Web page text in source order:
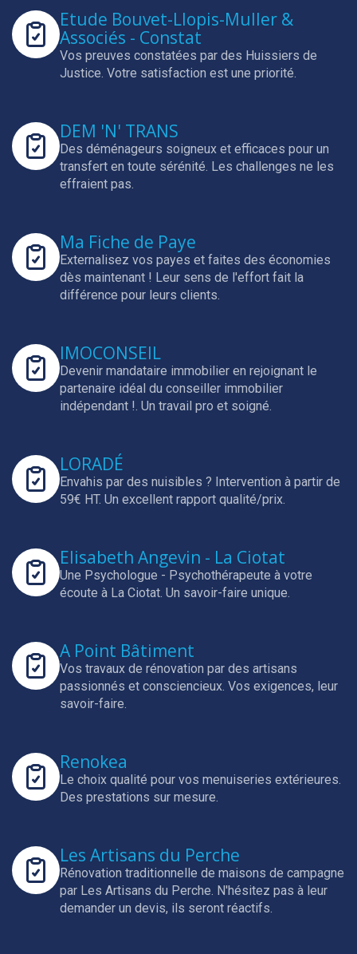
Etude Bouvet-Llopis-Muller &
Associés - Constat
Vos preuves constatées par des Huissiers de
Justice. Votre satisfaction est une priorité.
DEM 'N' TRANS
Des déménageurs soigneux et efficaces pour un
transfert en toute sérénité. Les challenges ne les
effraient pas.
Ma Fiche de Paye
Externalisez vos payes et faites des économies
dès maintenant ! Leur sens de l'effort fait la
différence pour leurs clients.
IMOCONSEIL
Devenir mandataire immobilier en rejoignant le
partenaire idéal du conseiller immobilier
indépendant !. Un travail pro et soigné.
LORADÉ
Envahis par des nuisibles ? Intervention à partir de
59€ HT. Un excellent rapport qualité/prix.
Elisabeth Angevin - La Ciotat
Une Psychologue - Psychothérapeute à votre
écoute à La Ciotat. Un savoir-faire unique.
A Point Bâtiment
Vos travaux de rénovation par des artisans
passionnés et consciencieux. Vos exigences, leur
savoir-faire.
Renokea
Le choix qualité pour vos menuiseries extérieures.
Des prestations sur mesure.
Les Artisans du Perche
Rénovation traditionnelle de maisons de campagne
par Les Artisans du Perche. N'hésitez pas à leur
demander un devis, ils seront réactifs.